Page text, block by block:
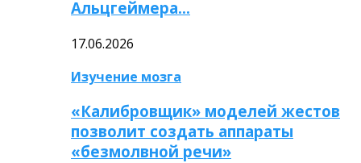
Альцгеймера…
17.06.2026
Изучение мозга
«Калибровщик» моделей жестов
позволит создать аппараты
«безмолвной речи»